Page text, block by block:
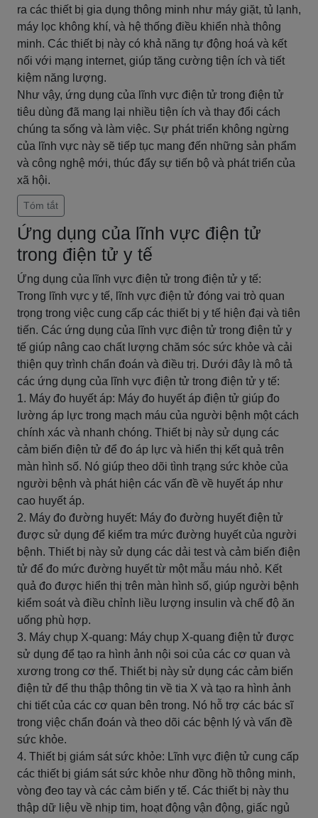
ra các thiết bị gia dụng thông minh như máy giặt, tủ lạnh,
máy lọc không khí, và hệ thống điều khiển nhà thông
minh. Các thiết bị này có khả năng tự động hoá và kết
nối với mạng internet, giúp tăng cường tiện ích và tiết
kiệm năng lượng.
Như vậy, ứng dụng của lĩnh vực điện tử trong điện tử
tiêu dùng đã mang lại nhiều tiện ích và thay đổi cách
chúng ta sống và làm việc. Sự phát triển không ngừng
của lĩnh vực này sẽ tiếp tục mang đến những sản phẩm
và công nghệ mới, thúc đẩy sự tiến bộ và phát triển của
xã hội.
Tóm tắt
Ứng dụng của lĩnh vực điện tử
trong điện tử y tế
Ứng dụng của lĩnh vực điện tử trong điện tử y tế:
Trong lĩnh vực y tế, lĩnh vực điện tử đóng vai trò quan
trọng trong việc cung cấp các thiết bị y tế hiện đại và tiên
tiến. Các ứng dụng của lĩnh vực điện tử trong điện tử y
tế giúp nâng cao chất lượng chăm sóc sức khỏe và cải
thiện quy trình chẩn đoán và điều trị. Dưới đây là mô tả
các ứng dụng của lĩnh vực điện tử trong điện tử y tế:
1. Máy đo huyết áp: Máy đo huyết áp điện tử giúp đo
lường áp lực trong mạch máu của người bệnh một cách
chính xác và nhanh chóng. Thiết bị này sử dụng các
cảm biến điện tử để đo áp lực và hiển thị kết quả trên
màn hình số. Nó giúp theo dõi tình trạng sức khỏe của
người bệnh và phát hiện các vấn đề về huyết áp như
cao huyết áp.
2. Máy đo đường huyết: Máy đo đường huyết điện tử
được sử dụng để kiểm tra mức đường huyết của người
bệnh. Thiết bị này sử dụng các dải test và cảm biến điện
tử để đo mức đường huyết từ một mẫu máu nhỏ. Kết
quả đo được hiển thị trên màn hình số, giúp người bệnh
kiểm soát và điều chỉnh liều lượng insulin và chế độ ăn
uống phù hợp.
3. Máy chụp X-quang: Máy chụp X-quang điện tử được
sử dụng để tạo ra hình ảnh nội soi của các cơ quan và
xương trong cơ thể. Thiết bị này sử dụng các cảm biến
điện tử để thu thập thông tin về tia X và tạo ra hình ảnh
chi tiết của các cơ quan bên trong. Nó hỗ trợ các bác sĩ
trong việc chẩn đoán và theo dõi các bệnh lý và vấn đề
sức khỏe.
4. Thiết bị giám sát sức khỏe: Lĩnh vực điện tử cung cấp
các thiết bị giám sát sức khỏe như đồng hồ thông minh,
vòng đeo tay và các cảm biến y tế. Các thiết bị này thu
thập dữ liệu về nhịp tim, hoạt động vận động, giấc ngủ